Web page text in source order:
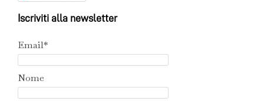
Iscriviti alla newsletter
Email*
Nome